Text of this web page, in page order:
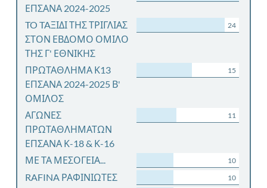
ΕΠΣΑΝΑ 2024-2025
TO TAΞΙΔΙ ΤΗΣ ΤΡΙΓΛΙΑΣ
ΣΤΟΝ ΕΒΔΟΜΟ ΟΜΙΛΟ
ΤΗΣ Γ' ΕΘΝΙΚΗΣ
24
ΠΡΩΤΑΘΛΗΜΑ Κ13
ΕΠΣΑΝΑ 2024-2025 Β'
ΟΜΙΛΟΣ
15
ΑΓΩΝΕΣ
ΠΡΩΤΑΘΛΗΜΑΤΩΝ
ΕΠΣΑΝΑ Κ-18 & Κ-16
11
ΜΕ ΤΑ ΜΕΣΟΓΕΙΑ... 10
RAFINA ΡΑΦΙΝΙΩΤΕΣ 10